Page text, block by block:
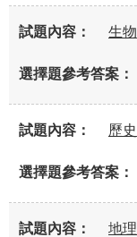
生物
歷史
地理